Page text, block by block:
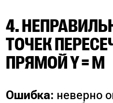
4.
ТОЧЕК
ПРЯМОЙ Y = M
Ошибка: неверно